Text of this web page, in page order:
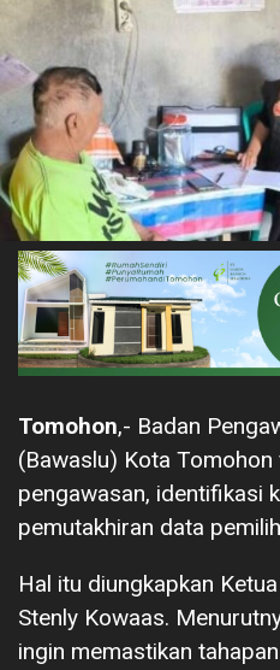
Tomohon,- Badan
(Bawaslu) Kota
pengawasan, identifikasi
pemutakhiran data
Hal itu diungkapkan
Stenly Kowaas.
ingin memastikan